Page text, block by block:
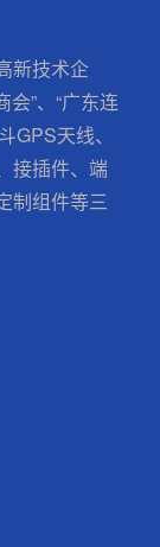
新技术企
会”、“广东连
GPS天线、
接插件、端
制组件等三